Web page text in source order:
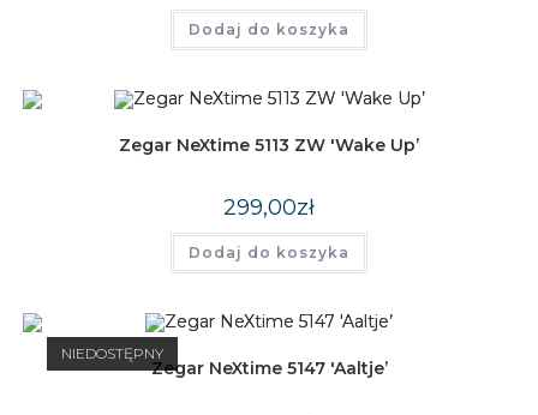
Dodaj do koszyka
Zegar NeXtime 5113 ZW 'Wake Up’
299,00zł
Dodaj do koszyka
NIEDOSTĘPNY
Zegar NeXtime 5147 'Aaltje’